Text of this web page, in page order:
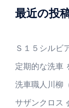
最近の投
Ｓ１５シルビ
定期的な洗車
洗車職人川柳
サザンクロス